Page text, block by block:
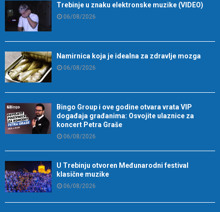
Trebinje u znaku elektronske muzike (VIDEO)
06/08/2026
Namirnica koja je idealna za zdravlje mozga
06/08/2026
Bingo Group i ove godine otvara vrata VIP
događaja građanima: Osvojite ulaznice za
koncert Petra Graše
06/08/2026
U Trebinju otvoren Međunarodni festival
klasične muzike
06/08/2026